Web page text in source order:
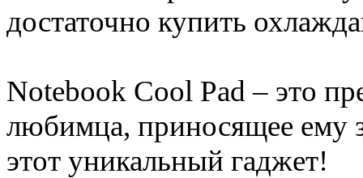
достаточно купить
Notebook Cool Pad – это
любимца, приносящее ему
этот уникальный гаджет!